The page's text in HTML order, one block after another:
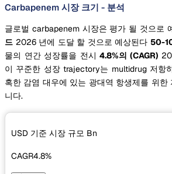
Carbapenem 시장 크기 - 분석
글로벌 carbapenem 시장은 평가 될 것으로
드 2026 년에 도달 할 것으로 예상된다 50-
물의 연간 성장률을 전시4.8%의 (CAGR)
이 꾸준한 성장 trajectory는 multidrug 저항
혹한 감염 대우에 있는 광대역 항생제를 위한
니다.
USD 기준 시장 규모 Bn
CAGR4.8%